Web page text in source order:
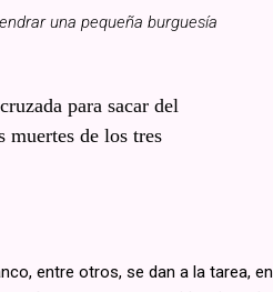
una pequeña burguesía
para sacar del
muertes de los tres
entre otros, se dan a la tarea, en